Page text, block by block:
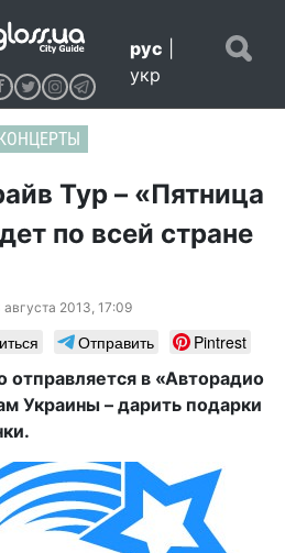
рус
укр
Тур – «Пятница
по всей стране
августа 2013, 17:09
Отправить
Pintrest
отправляется в «Авторадио
Украины – дарить подарки